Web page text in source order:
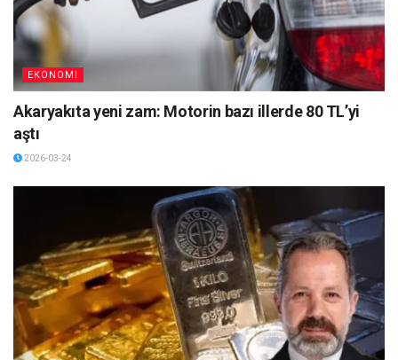
EKONOMI
Akaryakıta yeni zam: Motorin bazı illerde 80 TL’yi
aştı
2026-03-24